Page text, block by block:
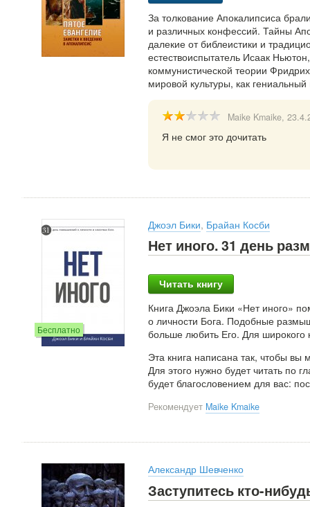
За толкование Апокалипсиса
и различных конфессий. Тайны
далекие от библеистики и
естествоиспытатель Исаак
коммунистической теории
мировой культуры, как
Maike Kmaike,
Я не смог это дочитать
Бесплатно
Джоэл Бики, Брайан Косби
Нет иного. 31 день
Читать книгу
Книга Джоэла Бики «Нет иного»
о личности Бога. Подобные
больше любить Его. Для широкого
Эта книга написана так, чтобы вы
Для этого нужно будет читать по
будет благословением для вас:
Рекомендует Maike Kmaike
Александр Шевченко
Заступитесь кто-